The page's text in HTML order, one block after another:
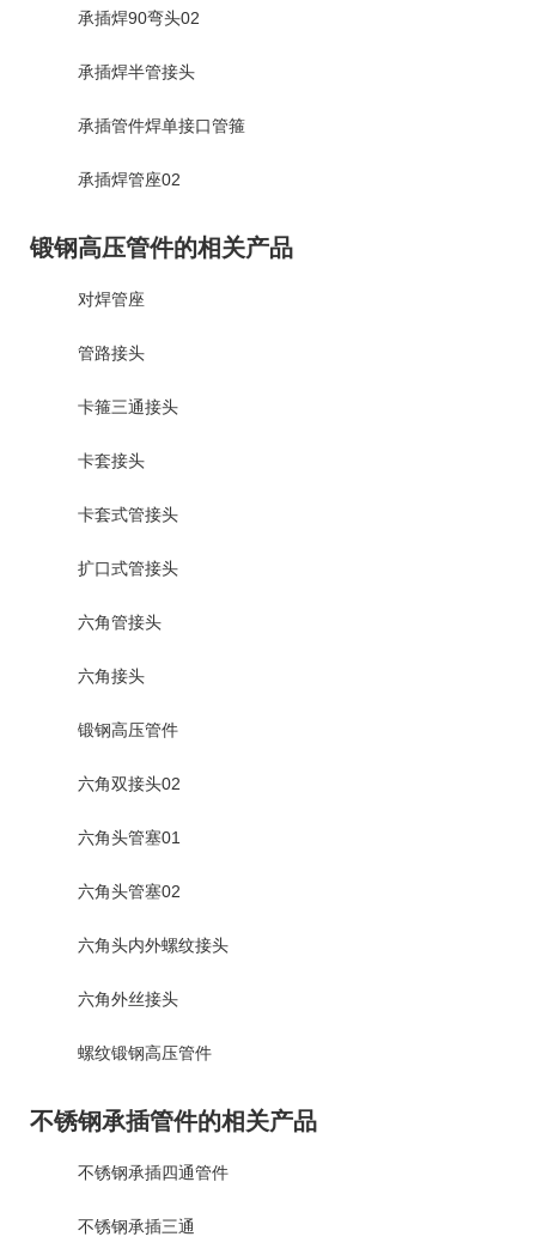
承插焊90弯头02
承插焊半管接头
承插管件焊单接口管箍
承插焊管座02
锻钢高压管件的相关产品
对焊管座
管路接头
卡箍三通接头
卡套接头
卡套式管接头
扩口式管接头
六角管接头
六角接头
锻钢高压管件
六角双接头02
六角头管塞01
六角头管塞02
六角头内外螺纹接头
六角外丝接头
螺纹锻钢高压管件
不锈钢承插管件的相关产品
不锈钢承插四通管件
不锈钢承插三通